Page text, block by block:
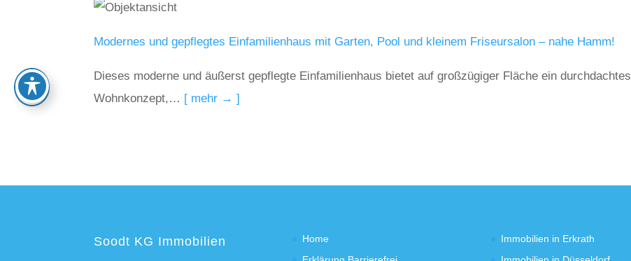
Modernes und gepflegtes Einfamilienhaus mit Garten, Pool und kleinem Friseursalon – nahe Hamm!
Dieses moderne und äußerst gepflegte Einfamilienhaus bietet auf großzügiger Fläche ein durchdachtes
Wohnkonzept,… [ mehr → ]
Soodt KG Immobilien
Home
Immobilien in Erkrath